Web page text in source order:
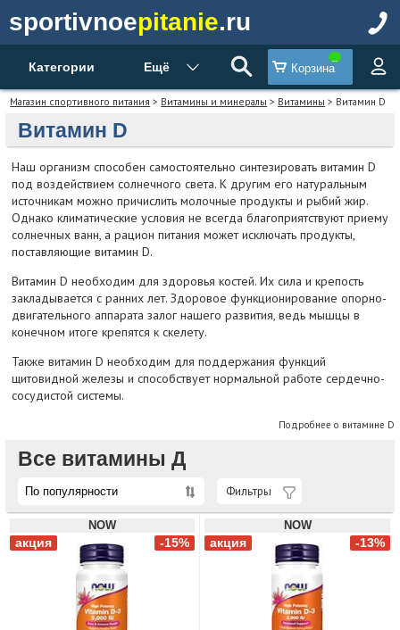
sportivnoepitanie.ru
Категории Ещё Корзина
Магазин спортивного питания > Витамины и минералы > Витамины > Витамин D
Витамин D
Наш организм способен самостоятельно синтезировать витамин D
под воздействием солнечного света. К другим его натуральным
источникам можно причислить молочные продукты и рыбий жир.
Однако климатические условия не всегда благоприятствуют приему
солнечных ванн, а рацион питания может исключать продукты,
поставляющие витамин D.
Витамин D необходим для здоровья костей. Их сила и крепость
закладывается с ранних лет. Здоровое функционирование опорно-
двигательного аппарата залог нашего развития, ведь мышцы в
конечном итоге крепятся к скелету.
Также витамин D необходим для поддержания функций
щитовидной железы и способствует нормальной работе сердечно-
сосудистой системы.
Подробнее о витамине D
Все витамины Д
Фильтры
NOW NOW